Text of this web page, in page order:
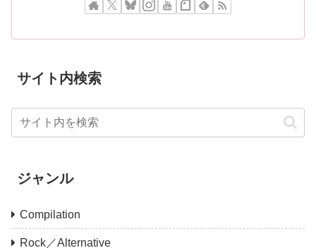
サイト内検索
ジャンル
Compilation
Rock／Alternative